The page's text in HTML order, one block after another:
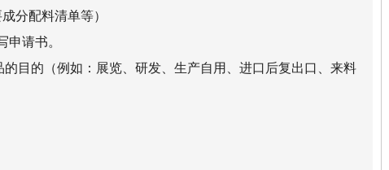
分配料清单等）
申请书。
目的（例如：展览、研发、生产自用、进口后复出口、来料